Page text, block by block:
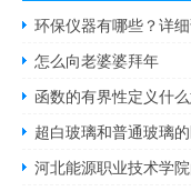
环保仪器有哪些？详
怎么向老婆婆拜年
函数的有界性定义什
超白玻璃和普通玻璃
河北能源职业技术学